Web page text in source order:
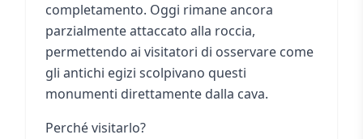
completamento. Oggi rimane ancora
parzialmente attaccato alla roccia,
permettendo ai visitatori di osservare come
gli antichi egizi scolpivano questi
monumenti direttamente dalla cava.
Perché visitarlo?